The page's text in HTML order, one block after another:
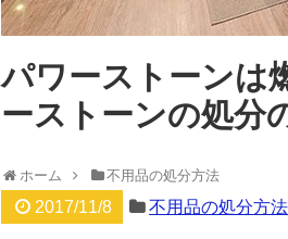
パワーストーンは
ーストーンの処分
ホーム 不用品の処分方法
2017/11/8 不用品の処分方法